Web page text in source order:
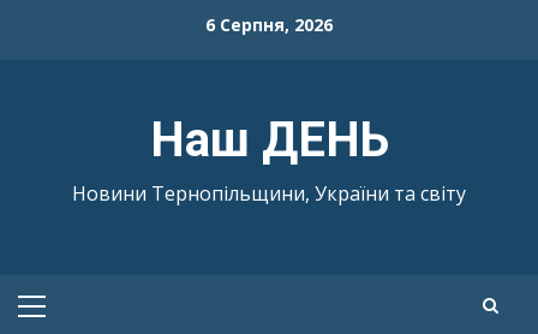
6 Серпня, 2026
Наш ДЕНЬ
Новини Тернопільщини, України та світу
Primary